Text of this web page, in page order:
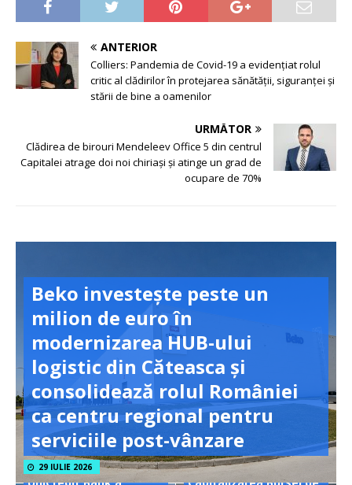
ANTERIOR
Colliers: Pandemia de Covid-19 a evidențiat rolul
critic al clădirilor în protejarea sănătății, siguranței și
stării de bine a oamenilor
URMĂTOR
Clădirea de birouri Mendeleev Office 5 din centrul
Capitalei atrage doi noi chiriași și atinge un grad de
ocupare de 70%
Beko investește peste un
milion de euro în
modernizarea HUB-ului
logistic din Căteasca și
consolidează rolul României
ca centru regional pentru
serviciile post-vânzare
29 IULIE 2026
UniCredit Bank a Capitalizarea Bursei de